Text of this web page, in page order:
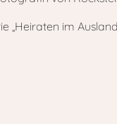
„Heiraten im